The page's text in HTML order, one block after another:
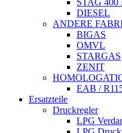
DIESEL
ANDERE
BIGAS
OMVL
STARGAS
ZENIT
EAB /
Ersatzteile
Druckregler
LPG